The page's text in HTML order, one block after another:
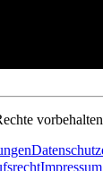
Impressum